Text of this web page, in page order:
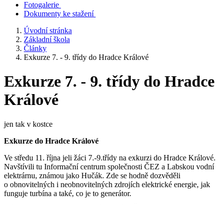
Fotogalerie
Dokumenty ke stažení
Úvodní stránka
Základní škola
Články
Exkurze 7. - 9. třídy do Hradce Králové
Exkurze 7. - 9. třídy do Hradce
Králové
jen tak v kostce
Exkurze do Hradce Králové
Ve středu 11. října jeli žáci 7.-9.třídy na exkurzi do Hradce Králové.
Navštívili tu Informační centrum společnosti ČEZ a Labskou vodní
elektrárnu, známou jako Hučák. Zde se hodně dozvěděli
o obnovitelných i neobnovitelných zdrojích elektrické energie, jak
funguje turbína a také, co je to generátor.